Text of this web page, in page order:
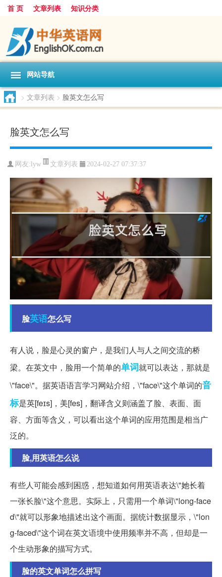
首 页 文章列表 知识分类
网站导航
> 文章列表 > 脸英文怎么写
脸英文怎么写
网友: lyw 文章列表 2024-02-27 07:37:37
脸英语怎么写
有人说，脸是心灵的窗户，是我们人与人之间交流的桥
梁。在英文中，脸用一个简单的单词就可以表达，那就是
\"face\"。据英语语言学习网站介绍，\"face\"这个单词的音
标是英[feɪs]，美[fes]，翻译含义则涵盖了脸、表面、面
容、方面等含义，可以看出这个单词的应用范围是相当广
泛的。
脸,用英语怎么说
有些人可能会感到困惑，想知道如何用英语表达\"她长着
一张长脸\"这个意思。实际上，只需用一个单词\"long-face
d\"就可以形象地描述出这个画面。据统计数据显示，\"lon
g-faced\"这个词在英文语境中使用频率并不高，但却是一
个生动形象的描写方式。
脸的英文单词怎么拼写